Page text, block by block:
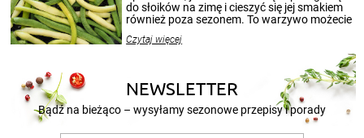
przetworów.
do słoików na zimę i cieszyć się jej smakiem
również poza sezonem. To warzywo możecie
nasze propozycje!
Czytaj więcej
NEWSLETTER
Bądź na bieżąco – wysyłamy sezonowe przepisy i porady